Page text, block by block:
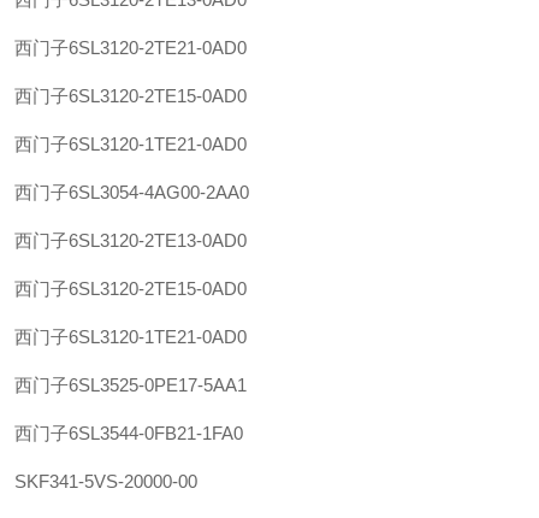
西门子6SL3120-2TE21-0AD0
西门子6SL3120-2TE15-0AD0
西门子6SL3120-1TE21-0AD0
西门子6SL3054-4AG00-2AA0
西门子6SL3120-2TE13-0AD0
西门子6SL3120-2TE15-0AD0
西门子6SL3120-1TE21-0AD0
西门子6SL3525-0PE17-5AA1
西门子6SL3544-0FB21-1FA0
SKF341-5VS-20000-00